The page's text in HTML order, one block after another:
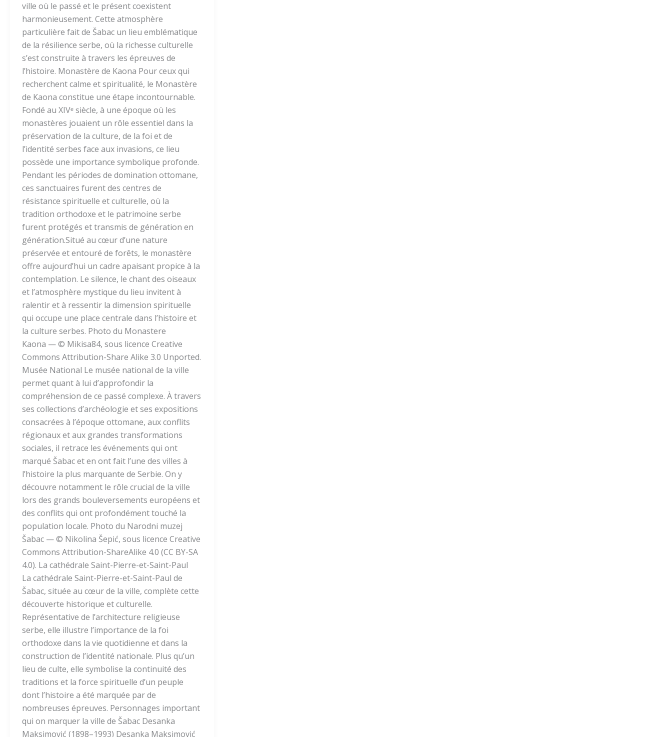
ville où le passé et le présent coexistent
harmonieusement. Cette atmosphère
particulière fait de Šabac un lieu emblématique
de la résilience serbe, où la richesse culturelle
s’est construite à travers les épreuves de
l’histoire. Monastère de Kaona Pour ceux qui
recherchent calme et spiritualité, le Monastère
de Kaona constitue une étape incontournable.
Fondé au XIVᵉ siècle, à une époque où les
monastères jouaient un rôle essentiel dans la
préservation de la culture, de la foi et de
l’identité serbes face aux invasions, ce lieu
possède une importance symbolique profonde.
Pendant les périodes de domination ottomane,
ces sanctuaires furent des centres de
résistance spirituelle et culturelle, où la
tradition orthodoxe et le patrimoine serbe
furent protégés et transmis de génération en
génération.Situé au cœur d’une nature
préservée et entouré de forêts, le monastère
offre aujourd’hui un cadre apaisant propice à la
contemplation. Le silence, le chant des oiseaux
et l’atmosphère mystique du lieu invitent à
ralentir et à ressentir la dimension spirituelle
qui occupe une place centrale dans l’histoire et
la culture serbes. Photo du Monastere
Kaona — © Mikisa84, sous licence Creative
Commons Attribution-Share Alike 3.0 Unported.
Musée National Le musée national de la ville
permet quant à lui d’approfondir la
compréhension de ce passé complexe. À travers
ses collections d’archéologie et ses expositions
consacrées à l’époque ottomane, aux conflits
régionaux et aux grandes transformations
sociales, il retrace les événements qui ont
marqué Šabac et en ont fait l’une des villes à
l’histoire la plus marquante de Serbie. On y
découvre notamment le rôle crucial de la ville
lors des grands bouleversements européens et
des conflits qui ont profondément touché la
population locale. Photo du Narodni muzej
Šabac — © Nikolina Šepić, sous licence Creative
Commons Attribution-ShareAlike 4.0 (CC BY-SA
4.0). La cathédrale Saint-Pierre-et-Saint-Paul
La cathédrale Saint-Pierre-et-Saint-Paul de
Šabac, située au cœur de la ville, complète cette
découverte historique et culturelle.
Représentative de l’architecture religieuse
serbe, elle illustre l’importance de la foi
orthodoxe dans la vie quotidienne et dans la
construction de l’identité nationale. Plus qu’un
lieu de culte, elle symbolise la continuité des
traditions et la force spirituelle d’un peuple
dont l’histoire a été marquée par de
nombreuses épreuves. Personnages important
qui on marquer la ville de Šabac Desanka
Maksimović (1898–1993) Desanka Maksimović